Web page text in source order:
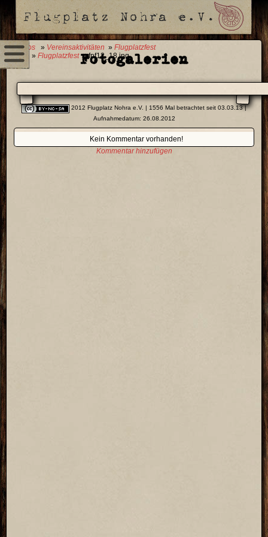
0 Fotos » Vereinsaktivitäten » Flugplatzfest
2012
» Flugplatzfest» fpf12_18.jpg
Fotogalerien
2012 Flugplatz Nohra e.V. | 1556 Mal betrachtet seit 03.03.13 |
Aufnahmedatum: 26.08.2012
Kein Kommentar vorhanden!
Kommentar hinzufügen